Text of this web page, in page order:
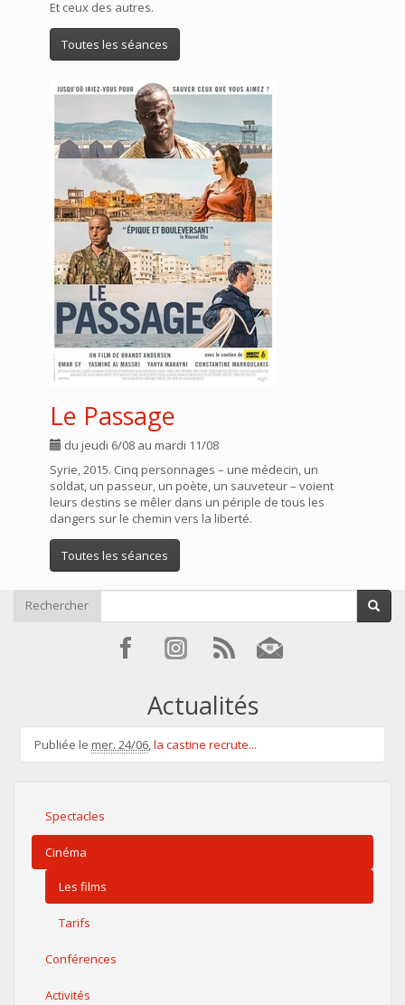
Et ceux des autres.
Toutes les séances
Le Passage
du jeudi 6/08 au mardi 11/08
Syrie, 2015. Cinq personnages – une médecin, un
soldat, un passeur, un poète, un sauveteur – voient
leurs destins se mêler dans un périple de tous les
dangers sur le chemin vers la liberté.
Toutes les séances
Rechercher
Actualités
Publiée le mer. 24/06,la castine recrute...
Spectacles
Cinéma
Les films
Tarifs
Conférences
Activités